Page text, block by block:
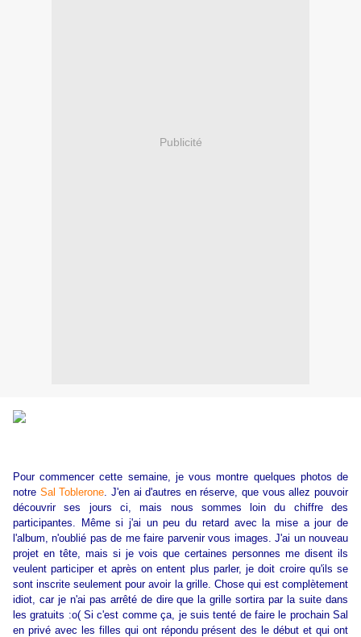
Publicité
Pour commencer cette semaine, je vous montre quelques photos de
notre Sal Toblerone. J'en ai d'autres en réserve, que vous allez pouvoir
découvrir ses jours ci, mais nous sommes loin du chiffre des
participantes. Même si j'ai un peu du retard avec la mise a jour de
l'album, n'oublié pas de me faire parvenir vous images. J'ai un nouveau
projet en tête, mais si je vois que certaines personnes me disent ils
veulent participer et après on entent plus parler, je doit croire qu'ils se
sont inscrite seulement pour avoir la grille. Chose qui est complètement
idiot, car je n'ai pas arrêté de dire que la grille sortira par la suite dans
les gratuits :o( Si c'est comme ça, je suis tenté de faire le prochain Sal
en privé avec les filles qui ont répondu présent des le début et qui ont